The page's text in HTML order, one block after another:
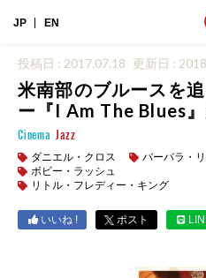
JP EN
投稿日 : 2017.07.18 更新日 :
米南部のブルースを
ー『I Am The Blues
Cinema Jazz
ダニエル・クロス
バーバラ・
ボビー・ラッシュ
リトル・フレディー・キング
いいね ! ポスト